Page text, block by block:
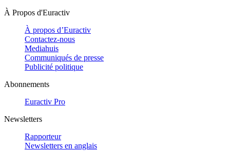
À Propos d'Euractiv
À propos d’Euractiv
Contactez-nous
Mediahuis
Communiqués de presse
Publicité politique
Abonnements
Euractiv Pro
Newsletters
Rapporteur
Newsletters en anglais